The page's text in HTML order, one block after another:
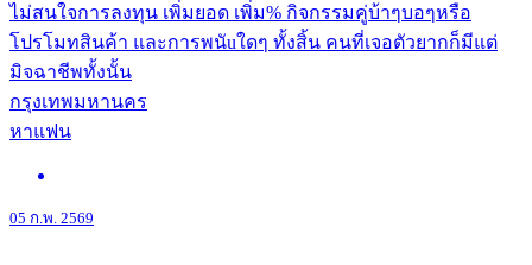
ไม่สนใจการลงทุน เพิ่มยอด เพิ่ม% กิจกรรมคู่บ้าๆบอๆหรือ
โปรโมทสินค้า และการพนัuใดๆ ทั้งสิ้น คนที่เจอตัวยากก็มีแต่
มิจฉาชีพทั้งนั้น
กรุงเทพมหานคร
หาแฟน
05 ก.พ. 2569